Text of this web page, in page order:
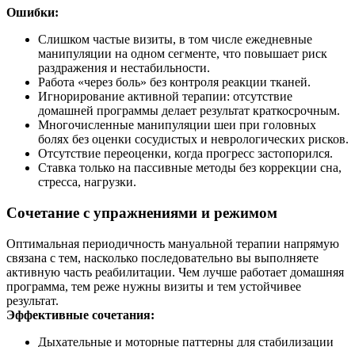
Ошибки:
Слишком частые визиты, в том числе ежедневные
манипуляции на одном сегменте, что повышает риск
раздражения и нестабильности.
Работа «через боль» без контроля реакции тканей.
Игнорирование активной терапии: отсутствие
домашней программы делает результат краткосрочным.
Многочисленные манипуляции шеи при головных
болях без оценки сосудистых и неврологических рисков.
Отсутствие переоценки, когда прогресс застопорился.
Ставка только на пассивные методы без коррекции сна,
стресса, нагрузки.
Сочетание с упражнениями и режимом
Оптимальная периодичность мануальной терапии напрямую
связана с тем, насколько последовательно вы выполняете
активную часть реабилитации. Чем лучше работает домашняя
программа, тем реже нужны визиты и тем устойчивее
результат.
Эффективные сочетания:
Дыхательные и моторные паттерны для стабилизации